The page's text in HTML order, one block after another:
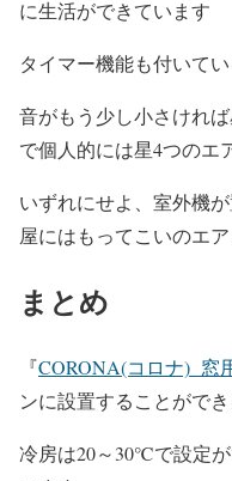
に生活ができています
タイマー機能も付いて
音がもう少し小さけれ
で個人的には星4つのエ
いずれにせよ、室外機
屋にはもってこいのエ
まとめ
『CORONA(コロナ) 窓
ンに設置することがで
冷房は20～30℃で設定